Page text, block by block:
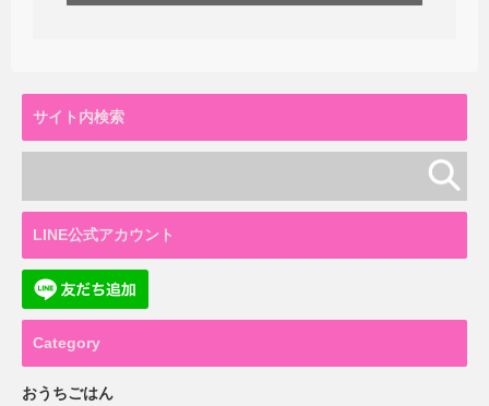
サイト内検索
LINE公式アカウント
Category
おうちごはん